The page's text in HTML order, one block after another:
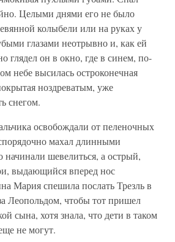
Целыми днями его не было
колыбели или на руках у
глазами неотрывно и, как ей
глядел он в окно, где в синем, по-
небе высилась остроконечная
ноздреватым, уже
снегом.
освобождали от пеленочных
махал длинными
начинали шевелиться, а острый,
выдающийся вперед нос
Мария спешила послать Трезль в
Леопольдом, чтобы тот пришел
сына, хотя знала, что дети в таком
не могут.